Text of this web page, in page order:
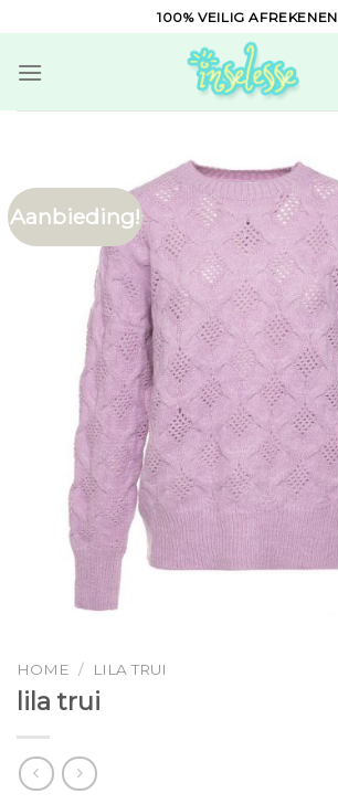
to
content
100% VEILIG AFREKENEN
Aanbieding!
HOME / LILA TRUI
lila trui